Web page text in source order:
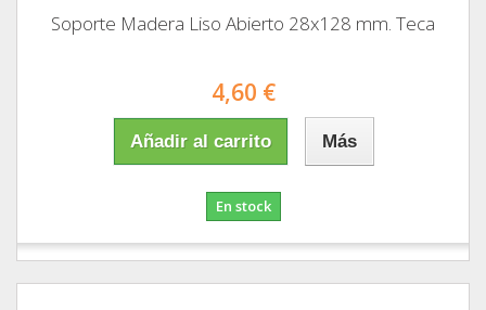
Soporte Madera Liso Abierto 28x128 mm. Teca
4,60 €
Añadir al carrito Más
En stock